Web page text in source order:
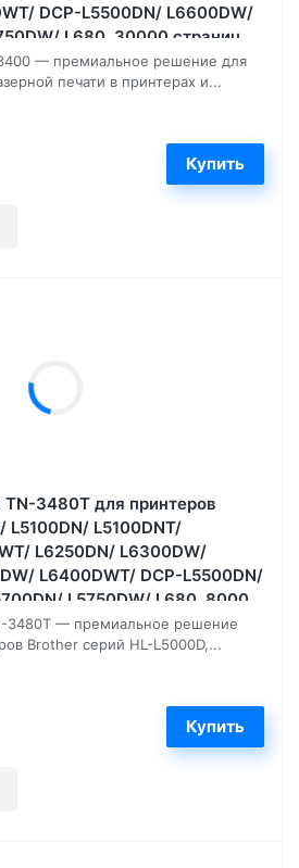
DCP-L5500DN/ L6600DW/
L680, 30000 страниц
— премиальное решение для
печати в принтерах и...
3480T для принтеров
L5100DN/ L5100DNT/
L6250DN/ L6300DW/
L6400DWT/ DCP-L5500DN/
L5750DW/ L680, 8000
3480T — премиальное решение
Brother серий HL-L5000D,...